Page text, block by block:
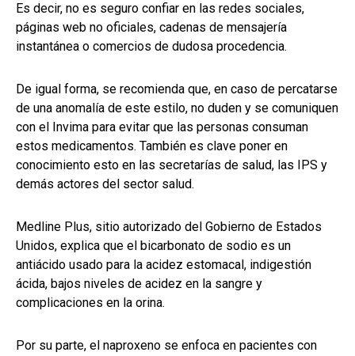
Es decir, no es seguro confiar en las redes sociales,
páginas web no oficiales, cadenas de mensajería
instantánea o comercios de dudosa procedencia.
De igual forma, se recomienda que, en caso de percatarse
de una anomalía de este estilo, no duden y se comuniquen
con el Invima para evitar que las personas consuman
estos medicamentos. También es clave poner en
conocimiento esto en las secretarías de salud, las IPS y
demás actores del sector salud.
Medline Plus, sitio autorizado del Gobierno de Estados
Unidos, explica que el bicarbonato de sodio es un
antiácido usado para la acidez estomacal, indigestión
ácida, bajos niveles de acidez en la sangre y
complicaciones en la orina.
Por su parte, el naproxeno se enfoca en pacientes con